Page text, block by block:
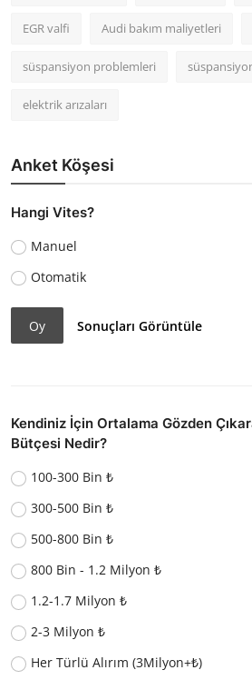
EGR valfi Audi bakım maliyetleri
süspansiyon problemleri
elektrik arızaları
Anket Köşesi
Hangi Vites?
Manuel
Otomatik
Oy Sonuçları Görüntüle
Kendiniz İçin Ortalama Gözden
Bütçesi Nedir?
100-300 Bin ₺
300-500 Bin ₺
500-800 Bin ₺
800 Bin - 1.2 Milyon ₺
1.2-1.7 Milyon ₺
2-3 Milyon ₺
Her Türlü Alırım (3Milyon+₺)